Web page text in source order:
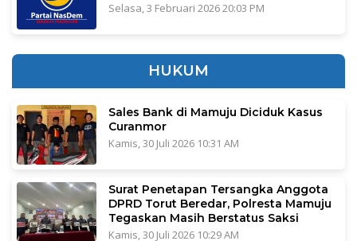
Selasa, 3 Februari 2026 20:03 PM
HUKUM
Sales Bank di Mamuju Diciduk Kasus
Curanmor
Kamis, 30 Juli 2026 10:31 AM
Surat Penetapan Tersangka Anggota
DPRD Torut Beredar, Polresta Mamuju
Tegaskan Masih Berstatus Saksi
Kamis, 30 Juli 2026 10:29 AM